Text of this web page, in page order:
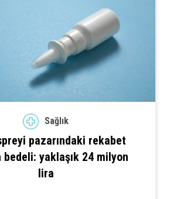
Sağlık
pazarındaki rekabet
yaklaşık 24 milyon
lira